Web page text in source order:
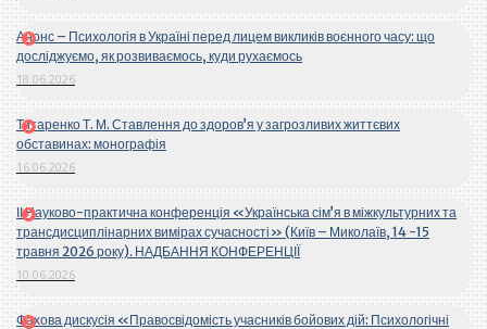
Анонс – Психологія в Україні перед лицем викликів воєнного часу: що
досліджуємо, як розвиваємось, куди рухаємось
18.06.2026
Титаренко Т. М. Ставлення до здоров’я у загрозливих життєвих
обставинах: монографія
16.06.2026
ІІ Науково-практична конференція «Українська сім’я в міжкультурних та
трансдисциплінарних вимірах сучасності» (Київ – Миколаїв, 14 -15
травня 2026 року). НАДБАННЯ КОНФЕРЕНЦІЇ
10.06.2026
Фахова дискусія «Правосвідомість учасників бойових дій: Психологічні